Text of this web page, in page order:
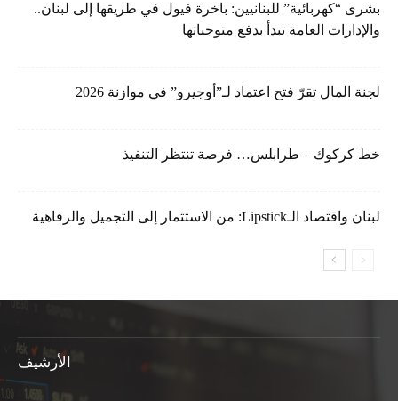
بشرى “كهربائية” للبنانيين: باخرة فيول في طريقها إلى لبنان..
والإدارات العامة تبدأ بدفع متوجباتها
لجنة المال تقرّ فتح اعتماد لـ”أوجيرو” في موازنة 2026
خط كركوك – طرابلس… فرصة تنتظر التنفيذ
لبنان واقتصاد الـLipstick: من الاستثمار إلى التجميل والرفاهية
الأرشيف